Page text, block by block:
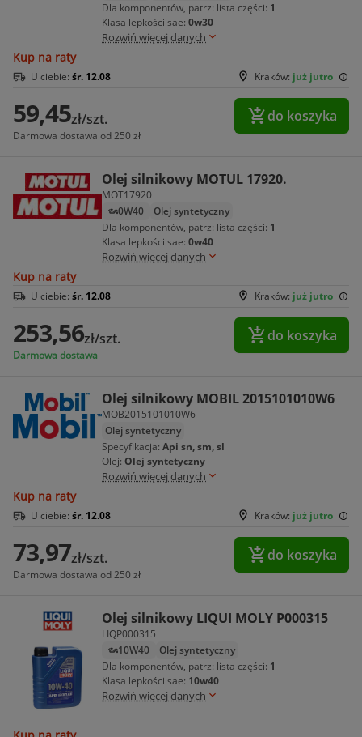
Dla komponentów, patrz: lista części: 1
Klasa lepkości sae: 0w30
Rozwiń więcej danych
Kup na raty
Kraków: już jutro
U ciebie: śr. 12.08
59,45zł/szt.
Darmowa dostawa od 250 zł
do koszyka
Olej silnikowy MOTUL 17920.
MOT17920
0W40
Olej syntetyczny
Dla komponentów, patrz: lista części: 1
Klasa lepkości sae: 0w40
Rozwiń więcej danych
Kup na raty
Kraków: już jutro
U ciebie: śr. 12.08
253,56zł/szt.
Darmowa dostawa
do koszyka
Olej silnikowy MOBIL 2015101010W6
MOB2015101010W6
Olej syntetyczny
Specyfikacja: Api sn, sm, sl
Olej: Olej syntetyczny
Rozwiń więcej danych
Kup na raty
Kraków: już jutro
U ciebie: śr. 12.08
73,97zł/szt.
Darmowa dostawa od 250 zł
do koszyka
Olej silnikowy LIQUI MOLY P000315
LIQP000315
10W40
Olej syntetyczny
Dla komponentów, patrz: lista części: 1
Klasa lepkości sae: 10w40
Rozwiń więcej danych